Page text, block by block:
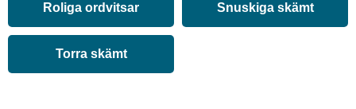
Roliga ordvitsar Snuskiga skämt
Torra skämt